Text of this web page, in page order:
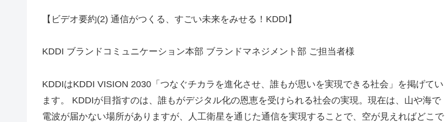
【ビデオ要約(2) 通信がつくる、すごい未来をみせる！KDDI】
KDDI ブランドコミュニケーション本部 ブランドマネジメント部 ご担当者様
KDDIはKDDI VISION 2030「つなぐチカラを進化させ、誰もが思いを実現できる社会」を掲げてい
ます。 KDDIが目指すのは、誰もがデジタル化の恩恵を受けられる社会の実現。現在は、山や海で
電波が届かない場所がありますが、人工衛星を通じた通信を実現することで、空が見えればどこで